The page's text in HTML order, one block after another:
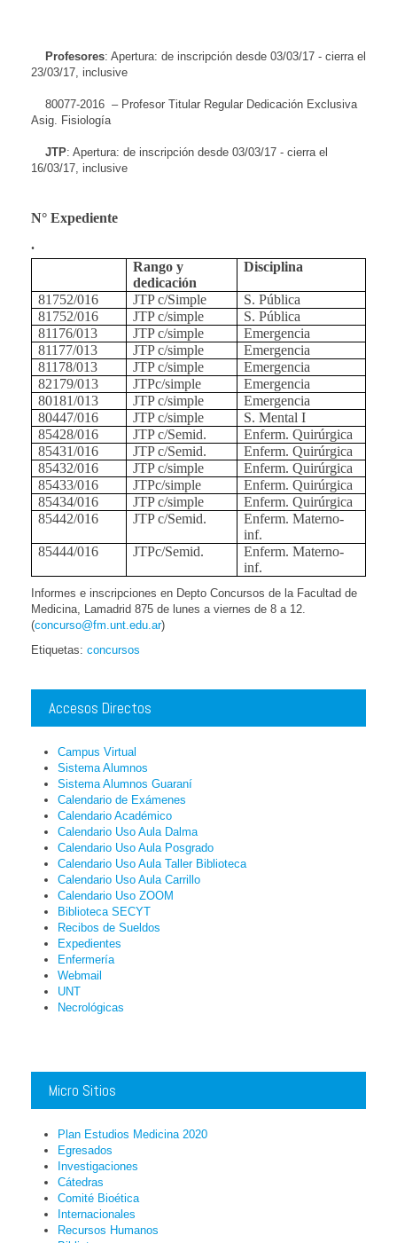
Profesores: Apertura: de inscripción desde 03/03/17 - cierra el
23/03/17, inclusive
80077-2016 – Profesor Titular Regular Dedicación Exclusiva
Asig. Fisiología
JTP: Apertura: de inscripción desde 03/03/17 - cierra el
16/03/17, inclusive
N° Expediente
.
Rango y
dedicación
Disciplina
81752/016 JTP c/Simple
S. Pública
81752/016
JTP c/simple
S. Pública
81176/013
JTP c/simple
Emergencia
81177/013
JTP c/simple
Emergencia
81178/013
JTP c/simple
Emergencia
82179/013
JTPc/simple
Emergencia
80181/013
JTP c/simple
Emergencia
80447/016
JTP c/simple
S. Mental I
85428/016
JTP c/Semid.
Enferm. Quirúrgica
85431/016
JTP c/Semid.
Enferm. Quirúrgica
85432/016
JTP c/simple
Enferm. Quirúrgica
85433/016
JTPc/simple
Enferm. Quirúrgica
85434/016
JTP c/simple
Enferm. Quirúrgica
85442/016
JTP c/Semid.
Enferm. Materno-
inf.
85444/016
JTPc/Semid.
Enferm. Materno-
inf.
Informes e inscripciones en Depto Concursos de la Facultad de
Medicina, Lamadrid 875 de lunes a viernes de 8 a 12.
(concurso@fm.unt.edu.ar)
Etiquetas: concursos
Accesos Directos
Campus Virtual
Sistema Alumnos
Sistema Alumnos Guaraní
Calendario de Exámenes
Calendario Académico
Calendario Uso Aula Dalma
Calendario Uso Aula Posgrado
Calendario Uso Aula Taller Biblioteca
Calendario Uso Aula Carrillo
Calendario Uso ZOOM
Biblioteca SECYT
Recibos de Sueldos
Expedientes
Enfermería
Webmail
UNT
Necrológicas
Micro Sitios
Plan Estudios Medicina 2020
Egresados
Investigaciones
Cátedras
Comité Bioética
Internacionales
Recursos Humanos